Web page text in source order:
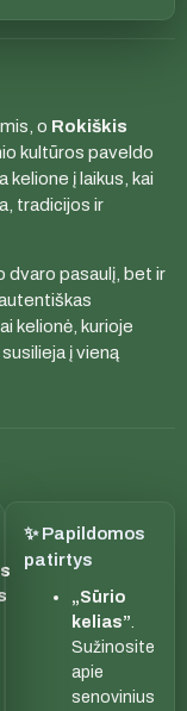
o Rokiškis
kultūros paveldo
kelione į laikus, kai
tradicijos ir
dvaro pasaulį, bet ir
kelionė, kurioje
į vieną
✨ Papildomos
patirtys
„Sūrio
kelias”
Sužinosite
apie
senovinius